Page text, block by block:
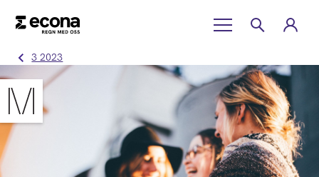
3 2023